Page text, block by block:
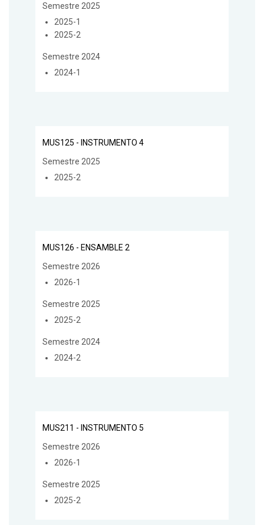
Semestre 2025
2025-1
2025-2
Semestre 2024
2024-1
MUS125 - INSTRUMENTO 4
Semestre 2025
2025-2
MUS126 - ENSAMBLE 2
Semestre 2026
2026-1
Semestre 2025
2025-2
Semestre 2024
2024-2
MUS211 - INSTRUMENTO 5
Semestre 2026
2026-1
Semestre 2025
2025-2